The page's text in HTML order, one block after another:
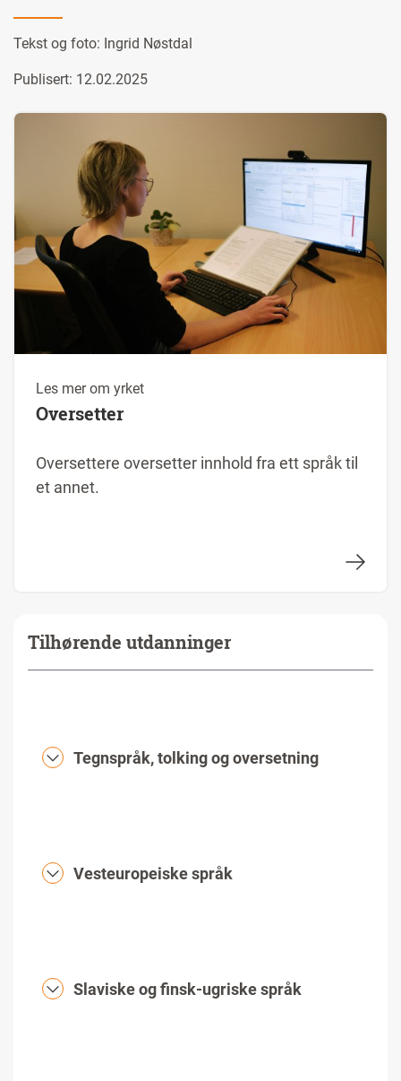
Tekst og foto: Ingrid Nøstdal
Publisert: 12.02.2025
Les mer om yrket
Oversetter
Oversettere oversetter innhold fra ett språk til
et annet.
Tilhørende utdanninger
Tegnspråk, tolking og oversetning
Vesteuropeiske språk
Slaviske og finsk-ugriske språk